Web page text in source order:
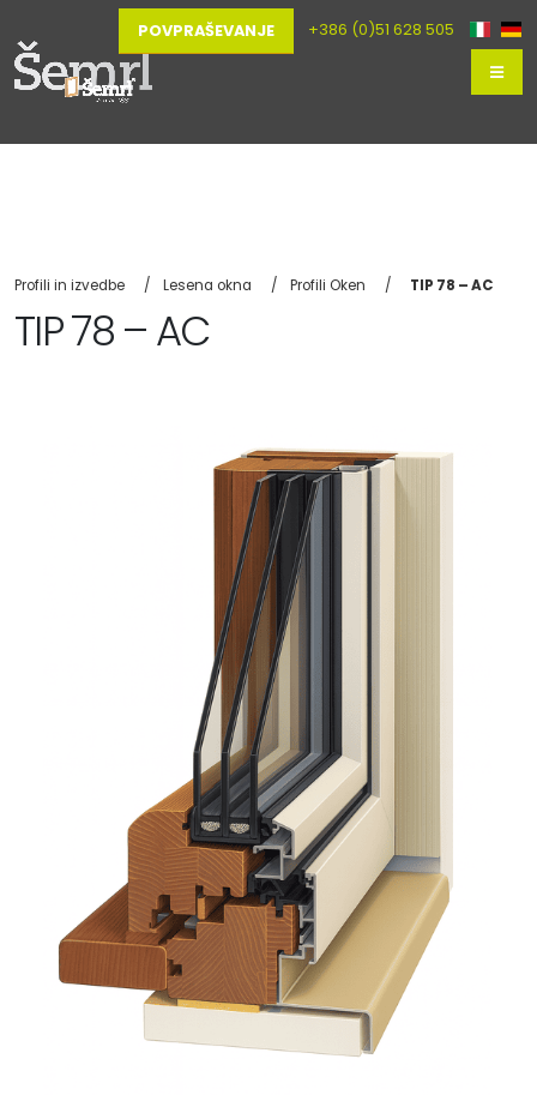
POVPRAŠEVANJE +386 (0)51 628 505
Profili in izvedbe Lesena okna Profili Oken TIP 78 – AC
TIP 78 – AC